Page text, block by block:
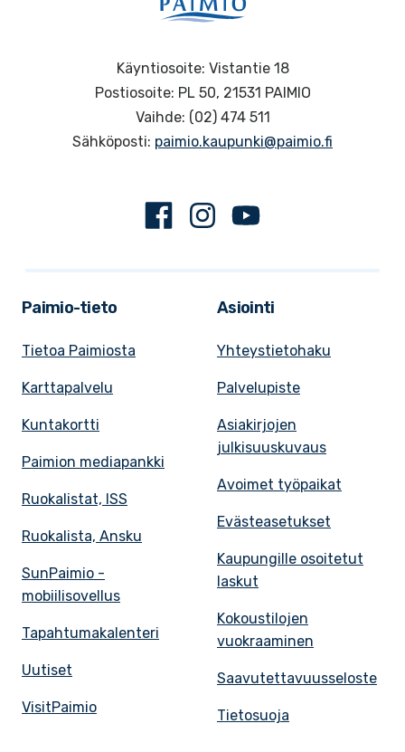
Käyntiosoite: Vistantie 18
Postiosoite: PL 50, 21531 PAIMIO
Vaihde: (02) 474 511
Sähköposti: paimio.kaupunki@paimio.fi
FacebookInstagram
Paimio-tieto
Tietoa Paimiosta
Karttapalvelu
Kuntakortti
Paimion mediapankki
Ruokalistat, ISS
Ruokalista, Ansku
SunPaimio -
mobiilisovellus
Tapahtumakalenteri
Uutiset
VisitPaimio
Asiointi
Yhteystietohaku
Palvelupiste
Asiakirjojen
julkisuuskuvaus
Avoimet työpaikat
Evästeasetukset
Kaupungille osoitetut
laskut
Kokoustilojen
vuokraaminen
Saavutettavuusseloste
Tietosuoja